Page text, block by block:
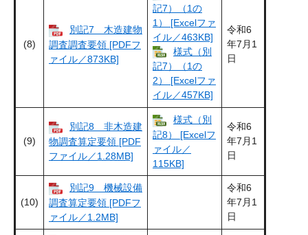
(8)
別記7 木造建物
調査調査要領 [PDFフ
ァイル／873KB]
記7）（1の
1） [Excelファ
イル／463KB]
​様式（別
記7）（1の
2） [Excelファ
イル／457KB]
令和6
年7月1
日
(9)
別記8 非木造建
物調査算定要領 [PDF
ファイル／1.28MB]
様式（別
記8） [Excelフ
ァイル／
115KB]
令和6
年7月1
日
(10)
別記9 機械設備
調査算定要領 [PDFフ
ァイル／1.2MB]
令和6
年7月1
日